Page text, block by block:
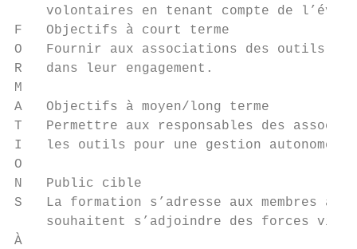
volontaires en tenant compte de
F   Objectifs à court terme
O   Fournir aux associations des outils
R   dans leur engagement.
M
A   Objectifs à moyen/long terme
T   Permettre aux responsables des
I   les outils pour une gestion autonome
O
N   Public cible
S   La formation s’adresse aux membres
souhaitent s’adjoindre des forces
À